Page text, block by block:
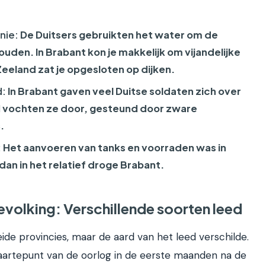
De Duitsers gebruikten het water om de
In Brabant kon je makkelijk om vijandelijke
zat je opgesloten op dijken.
In Brabant gaven veel Duitse soldaten zich over
ze door, gesteund door zware
Het aanvoeren van tanks en voorraden was in
in het relatief droge Brabant.
Verschillende soorten leed
provincies, maar de aard van het leed verschilde.
van de oorlog in de eerste maanden na de